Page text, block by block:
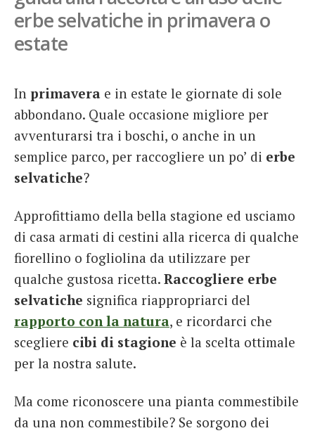
erbe selvatiche in primavera o
estate
In primavera e in estate le giornate di sole
abbondano. Quale occasione migliore per
avventurarsi tra i boschi, o anche in un
semplice parco, per raccogliere un po’ di erbe
selvatiche?
Approfittiamo della bella stagione ed usciamo
di casa armati di cestini alla ricerca di qualche
fiorellino o fogliolina da utilizzare per
qualche gustosa ricetta. Raccogliere erbe
selvatiche significa riappropriarci del
rapporto con la natura, e ricordarci che
scegliere cibi di stagione è la scelta ottimale
per la nostra salute.
Ma come riconoscere una pianta commestibile
da una non commestibile? Se sorgono dei